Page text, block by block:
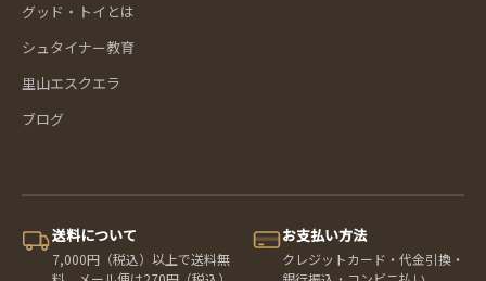
グッド・トイとは
シュタイナー教育
里山エスクエラ
ブログ
送料について
7,000円（税込）以上で送料無
お支払い方法
クレジットカード・代金引換・